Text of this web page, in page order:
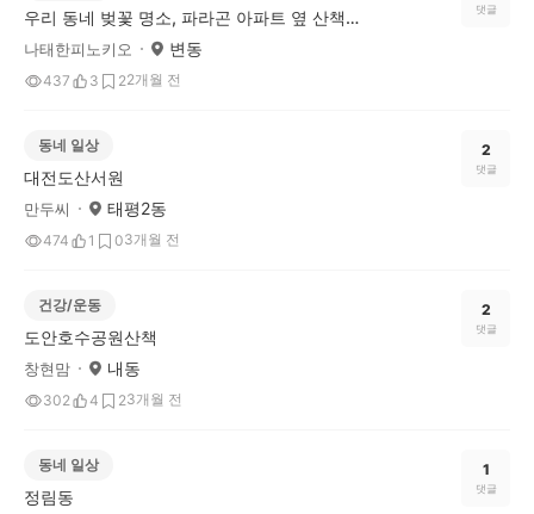
우리 동네 벚꽃 명소, 파라곤 아파트 옆 산책로에 다녀왔어요!
나태한피노키오 변동
437 3 22개월 전
댓글
동네 일상
대전도산서원
만두씨 태평2동
474 1 03개월 전
2
댓글
건강/운동
도안호수공원산책
창현맘 내동
302 4 23개월 전
2
댓글
동네 일상
정림동
1
댓글